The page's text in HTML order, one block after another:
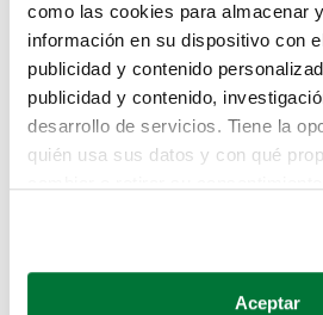
como las cookies para almacenar
información en su dispositivo con
publicidad y contenido
publicidad y contenido,
desarrollo de servicios. Tiene la
quién usa sus datos y con qué
Si lo permite, también quisiéramos:
Aceptar
Lo sentimos, no
te hemos traido
Pero puedes encontrar el
buscando en alguno de estos
Coches de segunda mano